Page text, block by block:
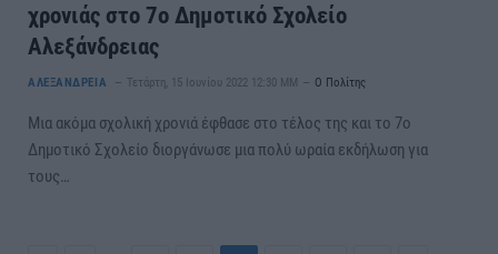
χρονιάς στο 7ο Δημοτικό Σχολείο
Αλεξάνδρειας
ΑΛΕΞΑΝΔΡΕΙΑ Τετάρτη, 15 Ιουνίου 2022 12:30 ΜΜ Ο Πολίτης
Μια ακόμα σχολική χρονιά έφθασε στο τέλος της και το 7ο
Δημοτικό Σχολείο διοργάνωσε μια πολύ ωραία εκδήλωση για
τους…